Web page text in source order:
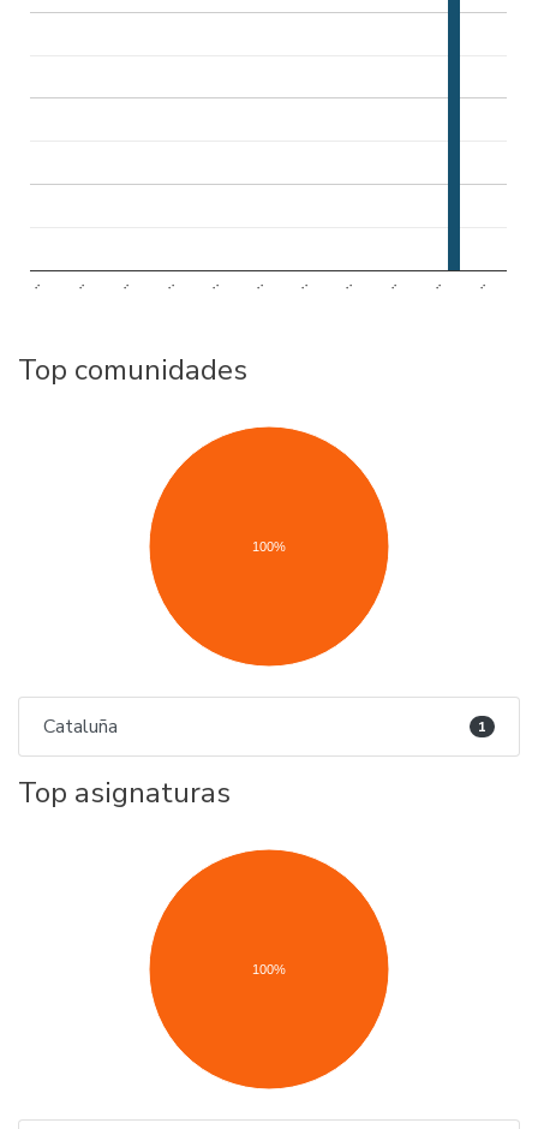
.. .. .. .. .. .. .. .. .. .. ..
Top comunidades
100%
Cataluña 1
Top asignaturas
100%